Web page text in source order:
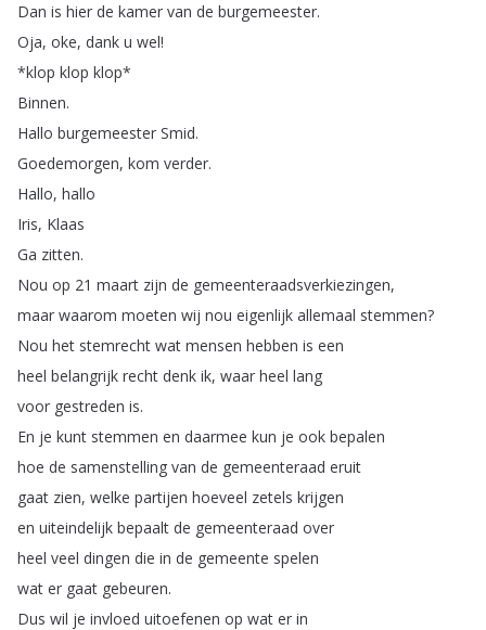
Dan is hier de kamer van de burgemeester.
Oja, oke, dank u wel!
*klop klop klop*
Binnen.
Hallo burgemeester Smid.
Goedemorgen, kom verder.
Hallo, hallo
Iris, Klaas
Ga zitten.
Nou op 21 maart zijn de gemeenteraadsverkiezingen,
maar waarom moeten wij nou eigenlijk allemaal stemmen?
Nou het stemrecht wat mensen hebben is een
heel belangrijk recht denk ik, waar heel lang
voor gestreden is.
En je kunt stemmen en daarmee kun je ook bepalen
hoe de samenstelling van de gemeenteraad eruit
gaat zien, welke partijen hoeveel zetels krijgen
en uiteindelijk bepaalt de gemeenteraad over
heel veel dingen die in de gemeente spelen
wat er gaat gebeuren.
Dus wil je invloed uitoefenen op wat er in